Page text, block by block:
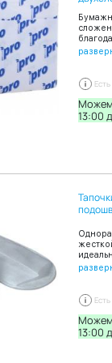
листов.
Можем
13:00
не
Можем
13:00